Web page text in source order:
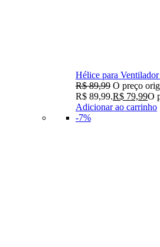
Hélice para
R$89,99 O preço
R$ 89,99.R$ 79,99O
Adicionar ao carrinho
-7%